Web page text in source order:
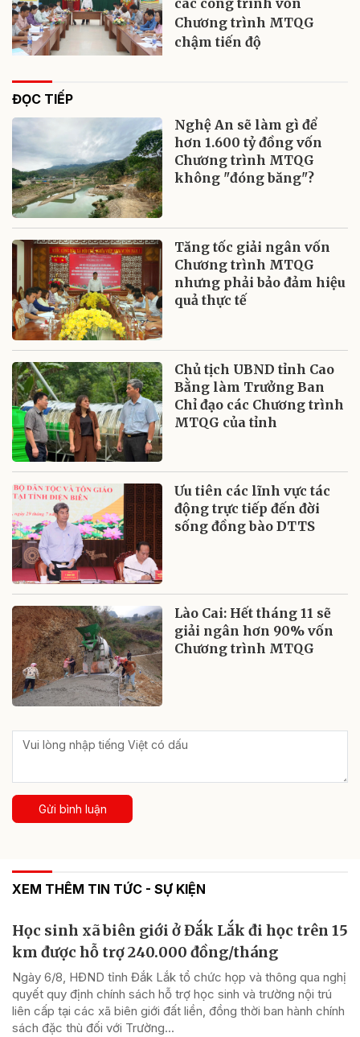
Chương trình MTQG
chậm tiến độ
ĐỌC TIẾP
Nghệ An sẽ làm gì để
hơn 1.600 tỷ đồng vốn
Chương trình MTQG
không "đóng băng"?
Tăng tốc giải ngân vốn
Chương trình MTQG
nhưng phải bảo đảm hiệu
quả thực tế
Chủ tịch UBND tỉnh Cao
Bằng làm Trưởng Ban
Chỉ đạo các Chương trình
MTQG của tỉnh
Ưu tiên các lĩnh vực tác
động trực tiếp đến đời
sống đồng bào DTTS
Lào Cai: Hết tháng 11 sẽ
giải ngân hơn 90% vốn
Chương trình MTQG
Gửi bình luận
XEM THÊM TIN TỨC - SỰ KIỆN
Học sinh xã biên giới ở Đắk Lắk đi học trên 15
km được hỗ trợ 240.000 đồng/tháng
Ngày 6/8, HĐND tỉnh Đắk Lắk tổ chức họp và thông qua nghị
quyết quy định chính sách hỗ trợ học sinh và trường nội trú
liên cấp tại các xã biên giới đất liền, đồng thời ban hành chính
sách đặc thù đối với Trường...